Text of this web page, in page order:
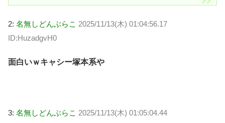
2: 名無しどんぶらこ 2025/11/13(木) 01:04:56.17
ID:HuzadgvH0
面白いｗキャシー塚本系や
3: 名無しどんぶらこ 2025/11/13(木) 01:05:04.44